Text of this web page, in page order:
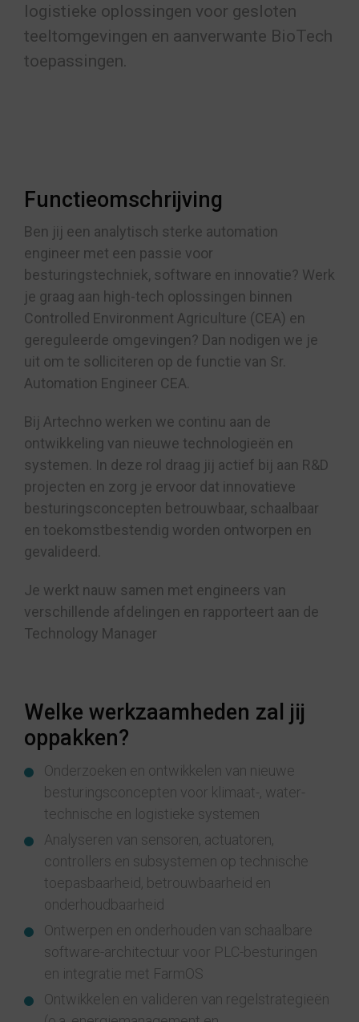
logistieke oplossingen voor gesloten
teeltomgevingen en aanverwante BioTech
toepassingen.
Functieomschrijving
Ben jij een analytisch sterke automation
engineer met een passie voor
besturingstechniek, software en innovatie? Werk
je graag aan high-tech oplossingen binnen
Controlled Environment Agriculture (CEA) en
gereguleerde omgevingen? Dan nodigen we je
uit om te solliciteren op de functie van Sr.
Automation Engineer CEA.
Bij Artechno werken we continu aan de
ontwikkeling van nieuwe technologieën en
systemen. In deze rol draag jij actief bij aan R&D
projecten en zorg je ervoor dat innovatieve
besturingsconcepten betrouwbaar, schaalbaar
en toekomstbestendig worden ontworpen en
gevalideerd.
Je werkt nauw samen met engineers van
verschillende afdelingen en rapporteert aan de
Technology Manager
Welke werkzaamheden zal jij
oppakken?
Onderzoeken en ontwikkelen van nieuwe
besturingsconcepten voor klimaat-, water-
technische en logistieke systemen
Analyseren van sensoren, actuatoren,
controllers en subsystemen op technische
toepasbaarheid, betrouwbaarheid en
onderhoudbaarheid
Ontwerpen en onderhouden van schaalbare
software-architectuur voor PLC-besturingen
en integratie met FarmOS
Ontwikkelen en valideren van regelstrategieën